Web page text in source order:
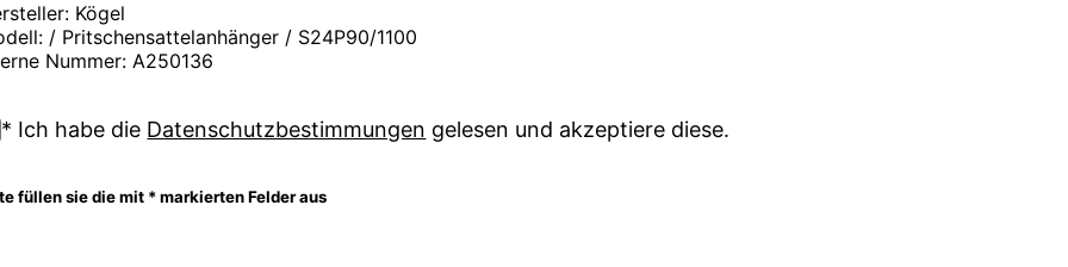
Kögel
/ Pritschensattelanhänger / S24P90/1100
Nummer: A250136
* Ich habe die Datenschutzbestimmungen gelesen und akzeptiere diese.
füllen sie die mit * markierten Felder aus